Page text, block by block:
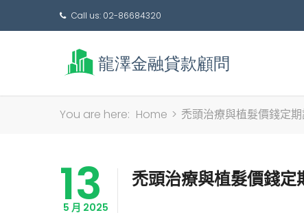
Call us: 02-86684320
You are here: Home > 禿頭治療與植髮價錢定
13
5 月 2025
禿頭治療與植髮價錢